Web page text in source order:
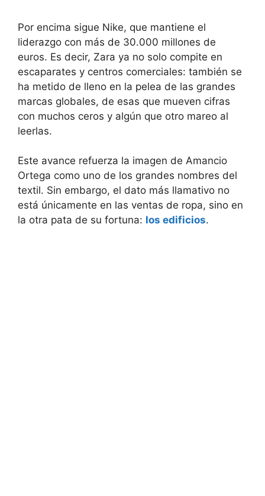
Por encima sigue Nike, que mantiene el
liderazgo con más de 30.000 millones de
euros. Es decir, Zara ya no solo compite en
escaparates y centros comerciales: también se
ha metido de lleno en la pelea de las grandes
marcas globales, de esas que mueven cifras
con muchos ceros y algún que otro mareo al
leerlas.
Este avance refuerza la imagen de Amancio
Ortega como uno de los grandes nombres del
textil. Sin embargo, el dato más llamativo no
está únicamente en las ventas de ropa, sino en
la otra pata de su fortuna: los edificios.